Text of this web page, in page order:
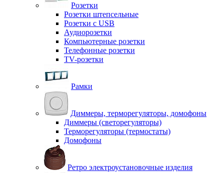
Розетки
Розетки штепсельные
Розетки с USB
Аудиорозетки
Компьютерные розетки
Телефонные розетки
TV-розетки
Рамки
Диммеры, терморегуляторы, домофоны
Диммеры (светорегуляторы)
Терморегуляторы (термостаты)
Домофоны
Ретро электроустановочные изделия